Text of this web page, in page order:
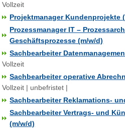
Vollzeit
Projektmanager Kundenprojekte
Prozessmanager IT –
Geschäftsprozesse (m/w/d)
Sachbearbeiter
Vollzeit
Sachbearbeiter operative
Vollzeit | unbefristet |
Sachbearbeiter Reklamations-
Sachbearbeiter Vertrags- und
(m/w/d)